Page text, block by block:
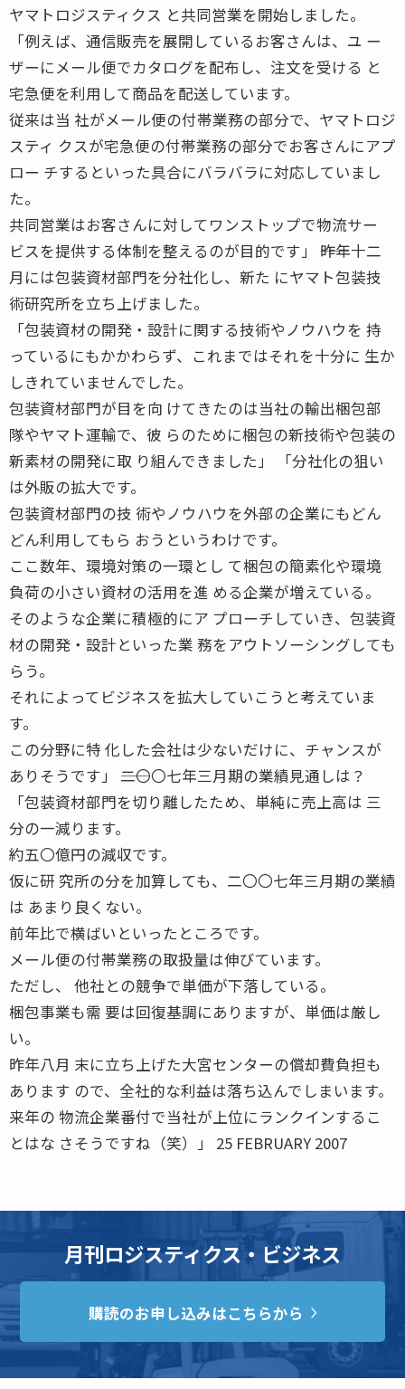
ヤマトロジスティクス と共同営業を開始しました。
「例えば、通信販売を展開しているお客さんは、ユ ー
ザーにメール便でカタログを配布し、注文を受ける と
宅急便を利用して商品を配送しています。
従来は当 社がメール便の付帯業務の部分で、ヤマトロジ
スティ クスが宅急便の付帯業務の部分でお客さんにアプ
ロー チするといった具合にバラバラに対応していまし
た。
共同営業はお客さんに対してワンストップで物流サー
ビスを提供する体制を整えるのが目的です」 ――昨年十二
月には包装資材部門を分社化し、新た にヤマト包装技
術研究所を立ち上げました。
「包装資材の開発・設計に関する技術やノウハウを 持
っているにもかかわらず、これまではそれを十分に 生か
しきれていませんでした。
包装資材部門が目を向 けてきたのは当社の輸出梱包部
隊やヤマト運輸で、彼 らのために梱包の新技術や包装の
新素材の開発に取 り組んできました」 「分社化の狙い
は外販の拡大です。
包装資材部門の技 術やノウハウを外部の企業にもどん
どん利用してもら おうというわけです。
ここ数年、環境対策の一環とし て梱包の簡素化や環境
負荷の小さい資材の活用を進 める企業が増えている。
そのような企業に積極的にア プローチしていき、包装資
材の開発・設計といった業 務をアウトソーシングしても
らう。
それによってビジネスを拡大していこうと考えていま
す。
この分野に特 化した会社は少ないだけに、チャンスが
ありそうです」 ――二〇〇七年三月期の業績見通しは？
「包装資材部門を切り離したため、単純に売上高は 三
分の一減ります。
約五〇億円の減収です。
仮に研 究所の分を加算しても、二〇〇七年三月期の業績
は あまり良くない。
前年比で横ばいといったところです。
メール便の付帯業務の取扱量は伸びています。
ただし、 他社との競争で単価が下落している。
梱包事業も需 要は回復基調にありますが、単価は厳し
い。
昨年八月 末に立ち上げた大宮センターの償却費負担も
あります ので、全社的な利益は落ち込んでしまいます。
来年の 物流企業番付で当社が上位にランクインするこ
とはな さそうですね（笑）」 25 FEBRUARY 2007
月刊ロジスティクス・ビジネス
購読のお申し込みはこちらから